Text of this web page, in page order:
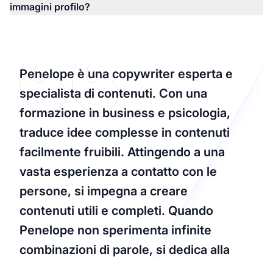
immagini profilo?
Penelope è una copywriter esperta e
specialista di contenuti. Con una
formazione in business e psicologia,
traduce idee complesse in contenuti
facilmente fruibili. Attingendo a una
vasta esperienza a contatto con le
persone, si impegna a creare
contenuti utili e completi. Quando
Penelope non sperimenta infinite
combinazioni di parole, si dedica alla